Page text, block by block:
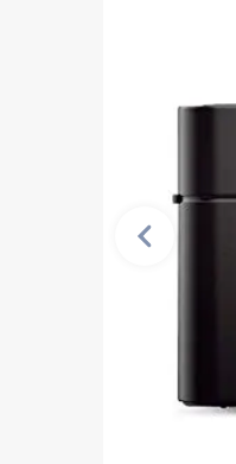
Vorherige